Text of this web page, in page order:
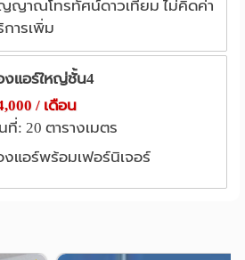
ญาณโทรทัศน์ดาวเทียม ไม่คิดค่า
การเพิ่ม
งแอร์ใหญ่ชั้น4
/ เดือน
ที่: 20 ตารางเมตร
งแอร์พร้อมเฟอร์นิเจอร์